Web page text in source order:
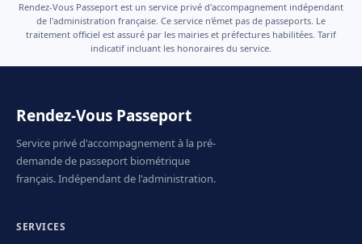
Rendez-Vous Passeport est un service privé d'accompagnement indépendant
de l'administration française. Ce service n'émet pas de passeports. Le
traitement officiel est assuré par les mairies et préfectures habilitées. Tarif
indicatif incluant les honoraires du service.
Rendez-Vous Passeport
Service privé d'accompagnement à la pré-
demande de passeport biométrique
français. Indépendant de l'administration.
SERVICES